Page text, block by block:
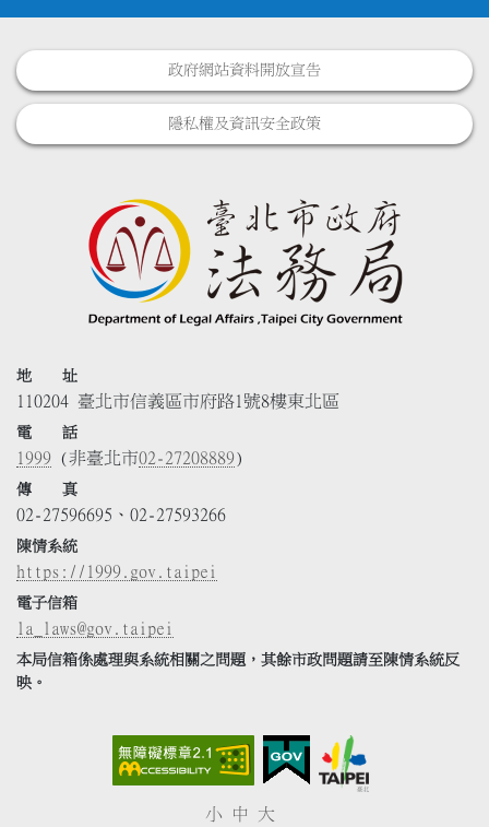
政府網站資料開放宣告
隱私權及資訊安全政策
地 址
110204 臺北市信義區市府路1號8樓東北區
電 話
1999 (非臺北市02-27208889)
傳 真
02-27596695、02-27593266
陳情系統
https://1999.gov.taipei
電子信箱
la_laws@gov.taipei
本局信箱係處理與系統相關之問題，其餘市政問題請至陳情系統反
映。
小 中 大